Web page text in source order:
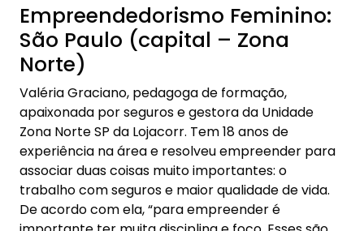
Empreendedorismo Feminino:
São Paulo (capital – Zona
Norte)
Valéria Graciano, pedagoga de formação,
apaixonada por seguros e gestora da Unidade
Zona Norte SP da Lojacorr. Tem 18 anos de
experiência na área e resolveu empreender para
associar duas coisas muito importantes: o
trabalho com seguros e maior qualidade de vida.
De acordo com ela, “para empreender é